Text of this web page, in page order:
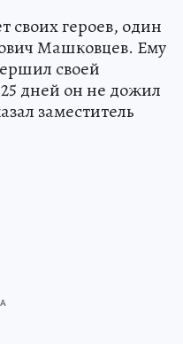
своих героев, один
Машковцев. Ему
своей
дней он не дожил
заместитель